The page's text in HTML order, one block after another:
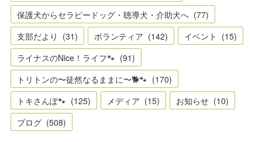
保護犬からセラピードッグ・聴導犬・介助犬へ (77)
支部だより (31) ボランティア (142) イベント (15)
ライナスのNice！ライフ🐾 (91)
トリトンの〜徒然なるままに〜🐕🐾 (170)
トキさんぽ🐾 (125) メディア (15) お知らせ (10)
ブログ (508)